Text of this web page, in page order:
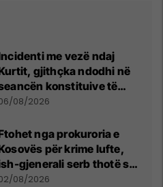
me vezë ndaj
gjithçka ndodhi në
konstituive të
08/2026
nga prokuroria e
për krime lufte,
gjenerali serb thotë se
e tradhtoi në
08/2026